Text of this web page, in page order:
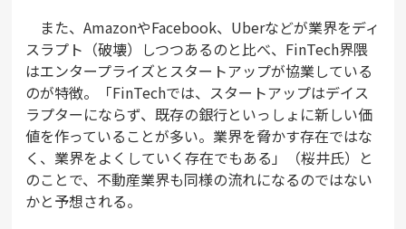
また、AmazonやFacebook、Uberなどが業界をディ
スラプト（破壊）しつつあるのと比べ、FinTech界隈
はエンタープライズとスタートアップが協業している
のが特徴。「FinTechでは、スタートアップはデイス
ラプターにならず、既存の銀行といっしょに新しい価
値を作っていることが多い。業界を脅かす存在ではな
く、業界をよくしていく存在でもある」（桜井氏）と
のことで、不動産業界も同様の流れになるのではない
かと予想される。